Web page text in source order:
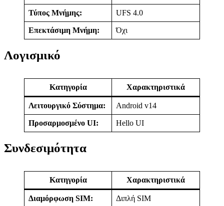
Τύπος Μνήμης: UFS 4.0
Επεκτάσιμη Μνήμη: Όχι
Λογισμικό
Κατηγορία Χαρακτηριστικά
Λειτουργικό Σύστημα: Android v14
Προσαρμοσμένο UI: Hello UI
Συνδεσιμότητα
Κατηγορία Χαρακτηριστικά
Διαμόρφωση SIM: Διπλή SIM